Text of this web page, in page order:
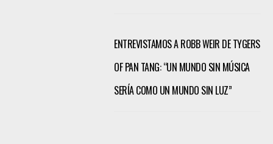
ENTREVISTAMOS A ROBB WEIR DE TYGERS
OF PAN TANG: “UN MUNDO SIN MÚSICA
SERÍA COMO UN MUNDO SIN LUZ”